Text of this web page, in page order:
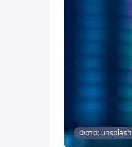
Фото: unsplash